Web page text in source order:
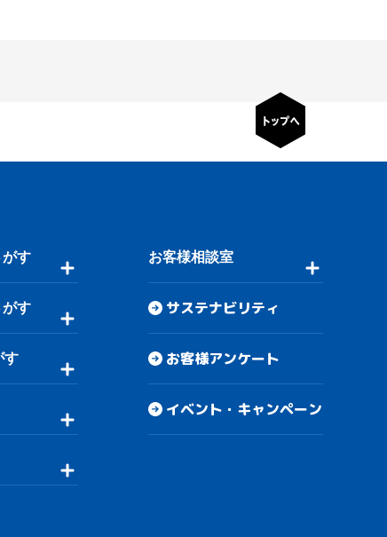
す
す
す
お客様相談室
サステナビリティ
お客様アンケート
イベント・キャンペーン